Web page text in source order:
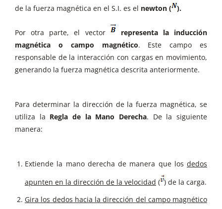
de la fuerza magnética en el S.I. es el newton ( ).
Por otra parte, el vector
representa la inducción
magnética o campo magnético. Este campo es
responsable de la interacción con cargas en movimiento,
generando la fuerza magnética descrita anteriormente.
Para determinar la dirección de la fuerza magnética, se
utiliza la Regla de la Mano Derecha. De la siguiente
manera:
Extiende la mano derecha de manera que los dedos
apunten en la dirección de la velocidad ( ) de la carga.
Gira los dedos hacia la dirección del campo magnético